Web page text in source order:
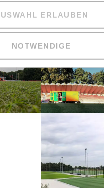
ERLAUBEN
NOTWENDIGE